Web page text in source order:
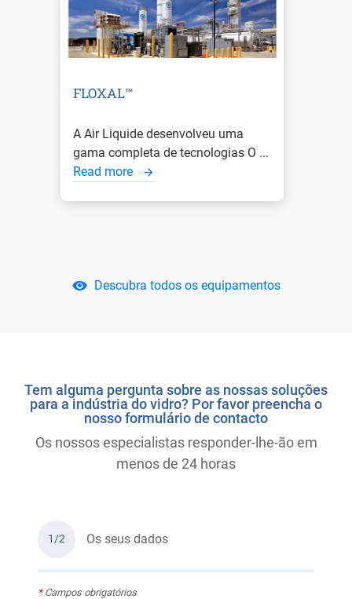
FLOXAL™
A Air Liquide desenvolveu uma
gama completa de tecnologias O ...
Read more
Descubra todos os equipamentos
Tem alguma pergunta sobre as nossas soluções
para a indústria do vidro? Por favor preencha o
nosso formulário de contacto
Os nossos especialistas responder-lhe-ão em
menos de 24 horas
1/2 Os seus dados
*Campos obrigatórios